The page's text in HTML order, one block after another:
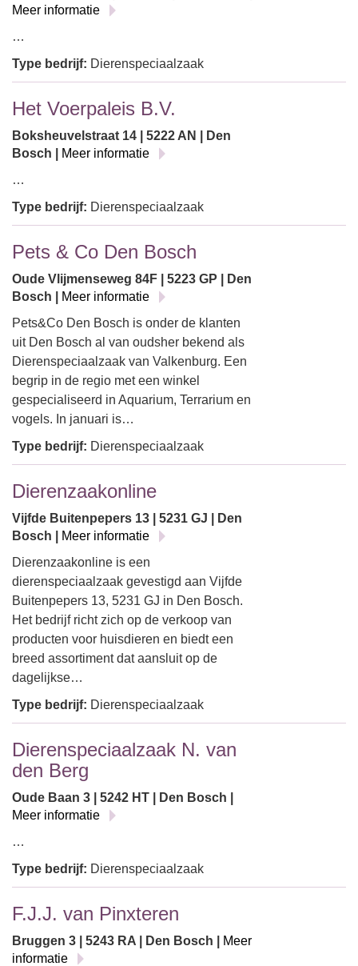
Meer informatie
…
Type bedrijf: Dierenspeciaalzaak
Het Voerpaleis B.V.
Boksheuvelstraat 14 | 5222 AN | Den
Bosch |
Meer informatie
…
Type bedrijf: Dierenspeciaalzaak
Pets & Co Den Bosch
Oude Vlijmenseweg 84F | 5223 GP | Den
Bosch |
Meer informatie
Pets&Co Den Bosch is onder de klanten
uit Den Bosch al van oudsher bekend als
Dierenspeciaalzaak van Valkenburg. Een
begrip in de regio met een winkel
gespecialiseerd in Aquarium, Terrarium en
vogels. In januari is…
Type bedrijf: Dierenspeciaalzaak
Dierenzaakonline
Vijfde Buitenpepers 13 | 5231 GJ | Den
Bosch |
Meer informatie
Dierenzaakonline is een
dierenspeciaalzaak gevestigd aan Vijfde
Buitenpepers 13, 5231 GJ in Den Bosch.
Het bedrijf richt zich op de verkoop van
producten voor huisdieren en biedt een
breed assortiment dat aansluit op de
dagelijkse…
Type bedrijf: Dierenspeciaalzaak
Dierenspeciaalzaak N. van
den Berg
Oude Baan 3 | 5242 HT | Den Bosch |
Meer informatie
…
Type bedrijf: Dierenspeciaalzaak
F.J.J. van Pinxteren
Bruggen 3 | 5243 RA | Den Bosch |
Meer
informatie